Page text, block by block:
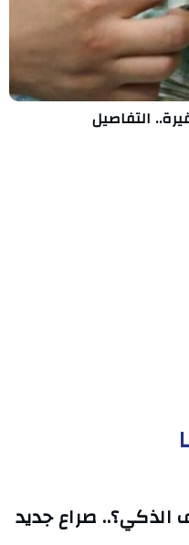
التفاصيل
الذكي؟.. صراع جديد